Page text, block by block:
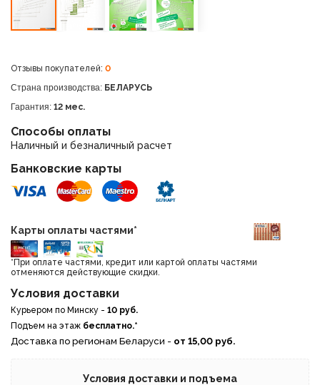
Отзывы покупателей: 0
Страна производства: БЕЛАРУСЬ
Гарантия: 12 мес.
Способы оплаты
Наличный и безналичный расчет
Банковские карты
Карты оплаты частями*
*При оплате частями, кредит или картой оплаты частями
отменяются действующие скидки.
Условия доставки
Курьером по Минску - 10 руб.
Подъем на этаж бесплатно.*
Доставка по регионам Беларуси - от 15,00 руб.
Условия доставки и подъема